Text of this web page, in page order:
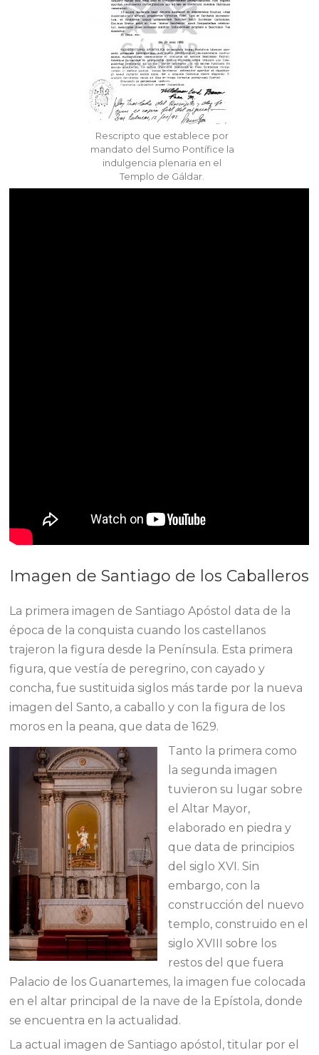
Rescripto que establece por
mandato del Sumo Pontífice la
indulgencia plenaria en el
Templo de Gáldar.
Imagen de Santiago de los Caballeros
La primera imagen de Santiago Apóstol data de la
época de la conquista cuando los castellanos
trajeron la figura desde la Península. Esta primera
figura, que vestía de peregrino, con cayado y
concha, fue sustituida siglos más tarde por la nueva
imagen del Santo, a caballo y con la figura de los
moros en la peana, que data de 1629.
Tanto la primera como
la segunda imagen
tuvieron su lugar sobre
el Altar Mayor,
elaborado en piedra y
que data de principios
del siglo XVI. Sin
embargo, con la
construcción del nuevo
templo, construido en el
siglo XVIII sobre los
restos del que fuera
Palacio de los Guanartemes, la imagen fue colocada
en el altar principal de la nave de la Epístola, donde
se encuentra en la actualidad.
La actual imagen de Santiago apóstol, titular por el